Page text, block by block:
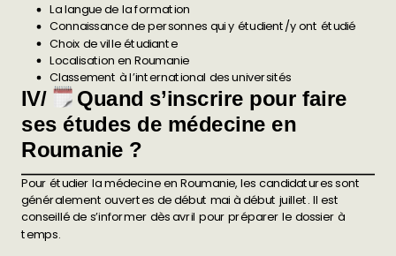
La langue de la formation
Connaissance de personnes qui y étudient/y ont étudié
Choix de ville étudiante
Localisation en Roumanie
Classement à l’international des universités
IV/
Quand s’inscrire pour faire
ses études de médecine en
Roumanie ?
Pour étudier la médecine en Roumanie, les candidatures sont
généralement ouvertes de début mai à début juillet. Il est
conseillé de s’informer dès avril pour préparer le dossier à
temps.